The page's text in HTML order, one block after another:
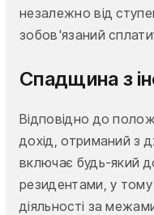
незалежно від
зобов'язаний
Спадщина з
Відповідно до
дохід, отриманий з
включає будь-який
резидентами, у тому
діяльності за